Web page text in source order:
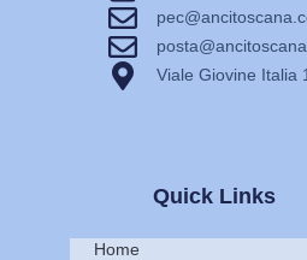
Quick Links
Home
Viale Giovine Italia